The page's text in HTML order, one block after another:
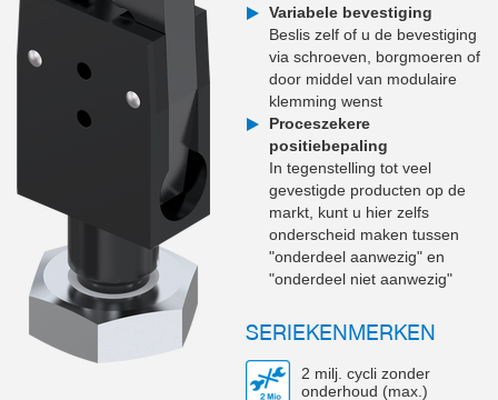
Variabele bevestiging
Beslis zelf of u de bevestiging
via schroeven, borgmoeren of
door middel van modulaire
klemming wenst
Proceszekere
positiebepaling
In tegenstelling tot veel
gevestigde producten op de
markt, kunt u hier zelfs
onderscheid maken tussen
"onderdeel aanwezig" en
"onderdeel niet aanwezig"
SERIEKENMERKEN
2 milj. cycli zonder
onderhoud (max.)